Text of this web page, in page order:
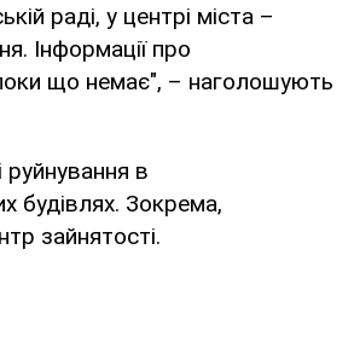
раді, у центрі міста –
Інформації про
що немає", – наголошують
руйнування в
будівлях. Зокрема,
зайнятості.